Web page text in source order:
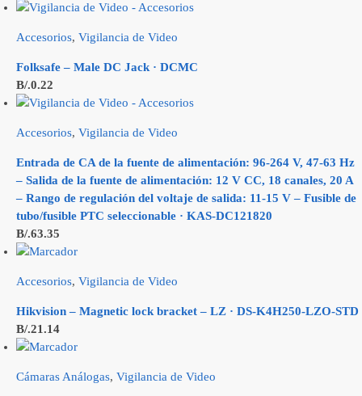
Accesorios, Vigilancia de Video
Folksafe – Male DC Jack · DCMC
B/.0.22
Accesorios, Vigilancia de Video
Entrada de CA de la fuente de alimentación: 96-264 V, 47-63 Hz
– Salida de la fuente de alimentación: 12 V CC, 18 canales, 20 A
– Rango de regulación del voltaje de salida: 11-15 V – Fusible de
tubo/fusible PTC seleccionable · KAS-DC121820
B/.63.35
Accesorios, Vigilancia de Video
Hikvision – Magnetic lock bracket – LZ · DS-K4H250-LZO-STD
B/.21.14
Cámaras Análogas, Vigilancia de Video